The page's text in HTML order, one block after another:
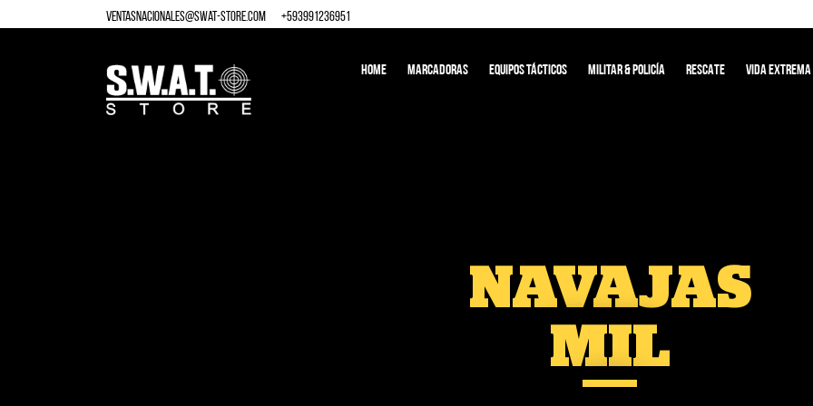
ventasnacionales@swat-store.com +593991236951
HOME MARCADORAS EQUIPOS TÁCTICOS MILITAR & POLICÍA RESCATE VIDA EXTREMA
NAVAJAS
MIL